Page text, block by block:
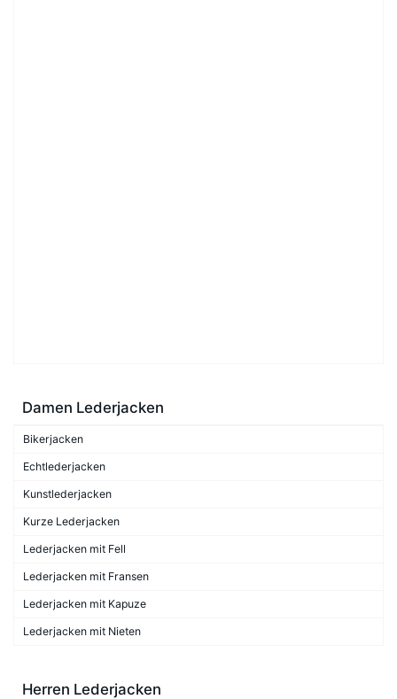
Damen Lederjacken
Bikerjacken
Echtlederjacken
Kunstlederjacken
Kurze Lederjacken
Lederjacken mit Fell
Lederjacken mit Fransen
Lederjacken mit Kapuze
Lederjacken mit Nieten
Herren Lederjacken